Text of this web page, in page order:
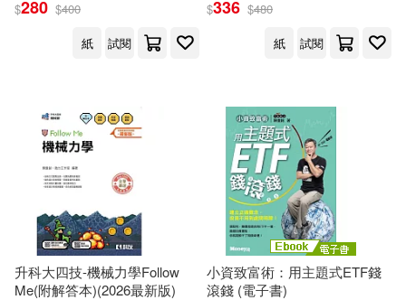
$280 $400
紙
試閱
$336 $480
紙
試閱
升科大四技-機械力學Follow
Me(附解答本)(2026最新版)
小資致富術：用主題式ETF錢
滾錢 (電子書)